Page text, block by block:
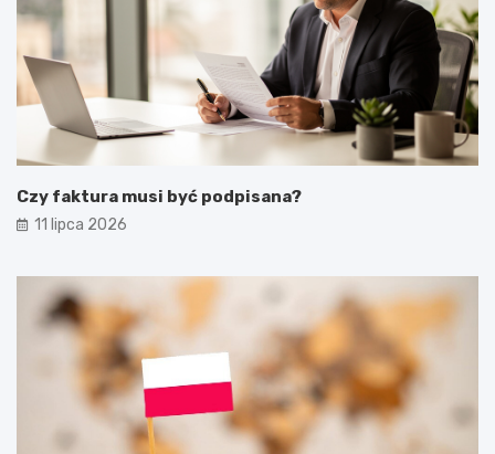
Czy faktura musi być podpisana?
11 lipca 2026